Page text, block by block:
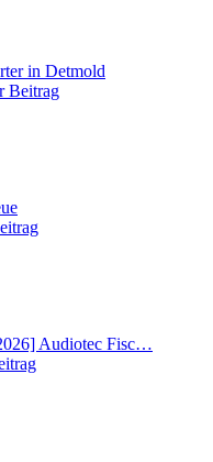
in Detmold
Beitrag
Audiotec Fisc…